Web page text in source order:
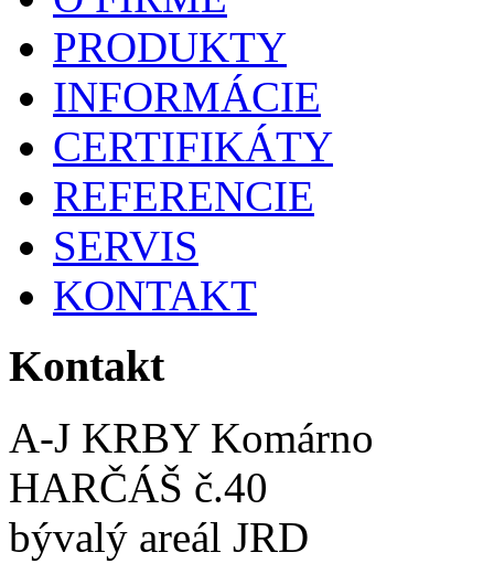
PRODUKTY
INFORMÁCIE
CERTIFIKÁTY
REFERENCIE
SERVIS
KONTAKT
Kontakt
A-J KRBY Komárno
HARČÁŠ č.40
bývalý areál JRD